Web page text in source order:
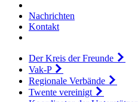
Nachrichten
Kontakt
Der Kreis der Freunde
Vak-P
Regionale Verbände
Twente vereinigt